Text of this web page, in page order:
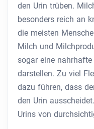
den Urin trüben.
besonders reich an
die meisten
Milch und
sogar eine
darstellen. Zu viel
dazu führen, dass
den Urin
Urins von